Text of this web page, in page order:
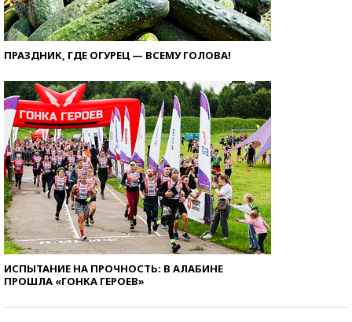
ПРАЗДНИК, ГДЕ ОГУРЕЦ — ВСЕМУ ГОЛОВА!
ИСПЫТАНИЕ НА ПРОЧНОСТЬ: В АЛАБИНЕ
ПРОШЛА «ГОНКА ГЕРОЕВ»